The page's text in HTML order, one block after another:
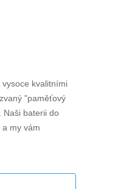
kvalitními
"paměťový
Naši baterii do
a my vám